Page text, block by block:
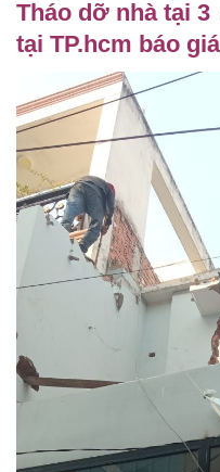
Tháo dỡ nhà tại
tại TP.hcm báo